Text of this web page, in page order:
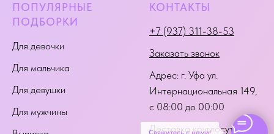
Свяжитесь с нами!
ПОПУЛЯРНЫЕ
ПОДБОРКИ
Для девочки
Для мальчика
Для девушки
Для мужчины
КОНТАКТЫ
+7 (937) 311-38-53
Заказать звонок
Адрес: г. Уфа ул.
Интернациональная 149,
с 08:00 до 00:00
Доставка круглосуточно